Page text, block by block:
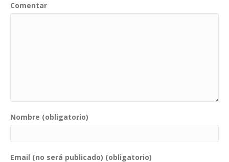
Comentar
Nombre (obligatorio)
Email (no será publicado) (obligatorio)